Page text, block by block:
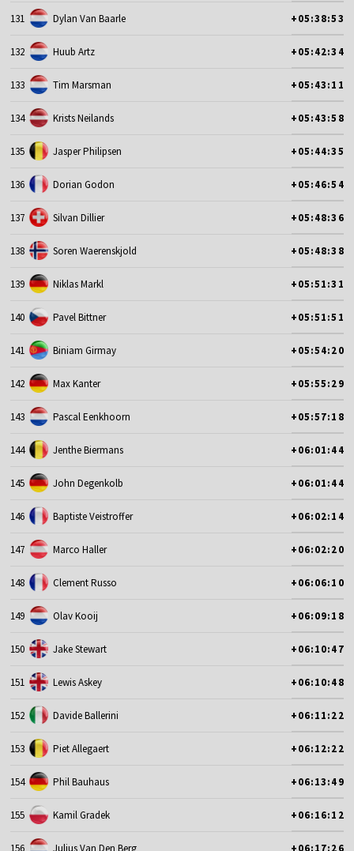
131 Dylan Van Baarle +05:38:53
132 Huub Artz +05:42:34
133 Tim Marsman +05:43:11
134 Krists Neilands +05:43:58
135 Jasper Philipsen +05:44:35
136 Dorian Godon +05:46:54
137 Silvan Dillier +05:48:36
138 Soren Waerenskjold +05:48:38
139 Niklas Markl +05:51:31
140 Pavel Bittner +05:51:51
141 Biniam Girmay +05:54:20
142 Max Kanter +05:55:29
143 Pascal Eenkhoorn +05:57:18
144 Jenthe Biermans +06:01:44
145 John Degenkolb +06:01:44
146 Baptiste Veistroffer +06:02:14
147 Marco Haller +06:02:20
148 Clement Russo +06:06:10
149 Olav Kooij +06:09:18
150 Jake Stewart +06:10:47
151 Lewis Askey +06:10:48
152 Davide Ballerini +06:11:22
153 Piet Allegaert +06:12:22
154 Phil Bauhaus +06:13:49
155 Kamil Gradek +06:16:12
156 Julius Van Den Berg +06:17:26